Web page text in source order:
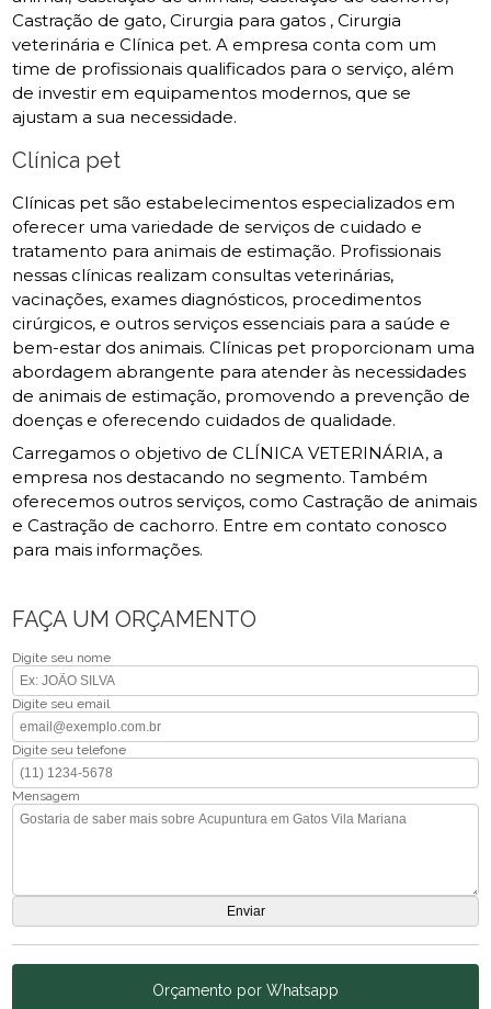
Castração de gato, Cirurgia para gatos , Cirurgia
veterinária e Clínica pet. A empresa conta com um
time de profissionais qualificados para o serviço, além
de investir em equipamentos modernos, que se
ajustam a sua necessidade.
Clínica pet
Clínicas pet são estabelecimentos especializados em
oferecer uma variedade de serviços de cuidado e
tratamento para animais de estimação. Profissionais
nessas clínicas realizam consultas veterinárias,
vacinações, exames diagnósticos, procedimentos
cirúrgicos, e outros serviços essenciais para a saúde e
bem-estar dos animais. Clínicas pet proporcionam uma
abordagem abrangente para atender às necessidades
de animais de estimação, promovendo a prevenção de
doenças e oferecendo cuidados de qualidade.
Carregamos o objetivo de CLÍNICA VETERINÁRIA, a
empresa nos destacando no segmento. Também
oferecemos outros serviços, como Castração de animais
e Castração de cachorro. Entre em contato conosco
para mais informações.
FAÇA UM ORÇAMENTO
Digite seu nome
Digite seu email
Digite seu telefone
Mensagem
Orçamento por Whatsapp